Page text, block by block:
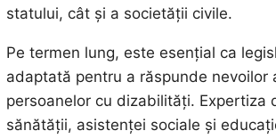
statului, cât și a societății civile.
Pe termen lung, este esențial ca
adaptată pentru a răspunde nevoilor
persoanelor cu dizabilități. Expertiza
sănătății, asistenței sociale și